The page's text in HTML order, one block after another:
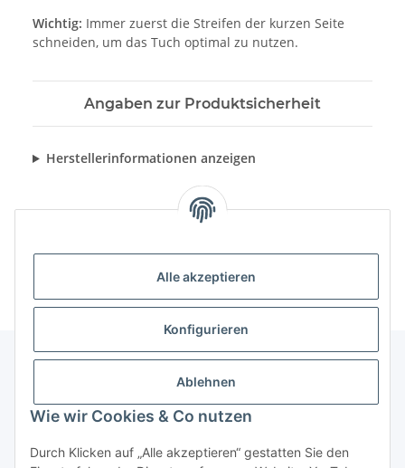
Alle akzeptieren
Konfigurieren
Ablehnen
Wie wir Cookies & Co nutzen
Durch Klicken auf „Alle akzeptieren“ gestatten Sie den
Wichtig: Immer zuerst die Streifen der kurzen Seite
schneiden, um das Tuch optimal zu nutzen.
Angaben zur Produktsicherheit
Herstellerinformationen anzeigen
Gesetzliche Informationen